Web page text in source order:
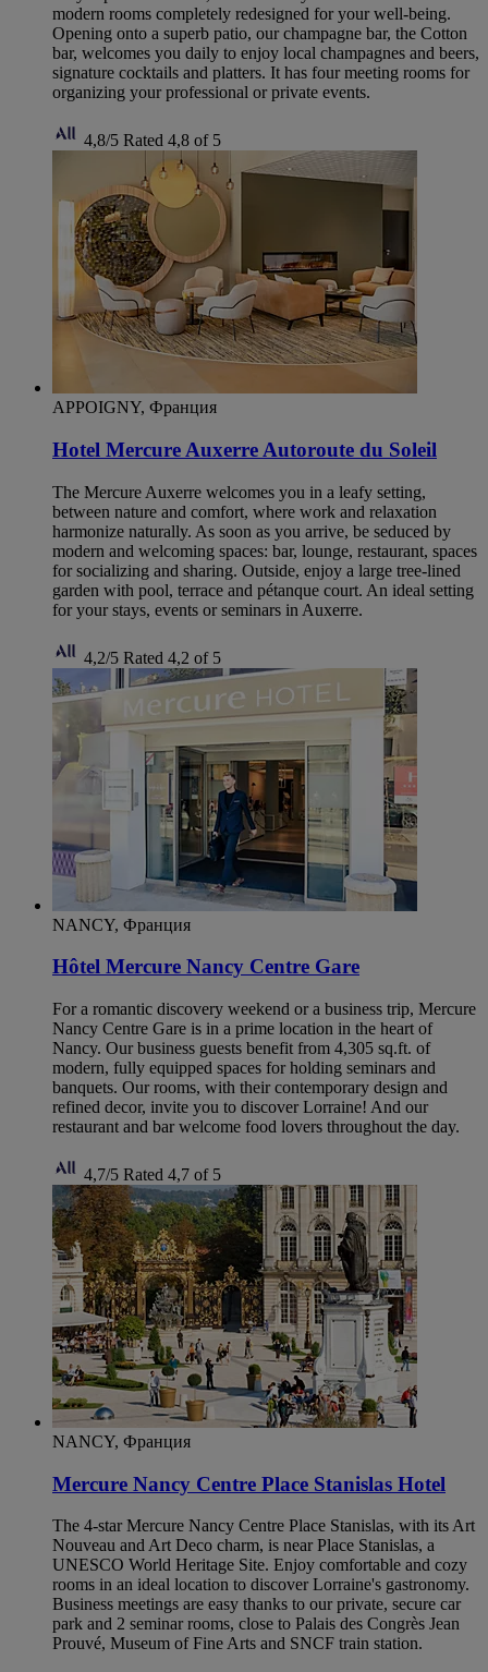
modern rooms completely redesigned for your well-being.
Opening onto a superb patio, our champagne bar, the Cotton
bar, welcomes you daily to enjoy local champagnes and beers,
signature cocktails and platters. It has four meeting rooms for
organizing your professional or private events.
4,8/5 Rated 4,8 of 5
APPOIGNY, Франция
Hotel Mercure Auxerre Autoroute du Soleil
The Mercure Auxerre welcomes you in a leafy setting,
between nature and comfort, where work and relaxation
harmonize naturally. As soon as you arrive, be seduced by
modern and welcoming spaces: bar, lounge, restaurant, spaces
for socializing and sharing. Outside, enjoy a large tree-lined
garden with pool, terrace and pétanque court. An ideal setting
for your stays, events or seminars in Auxerre.
4,2/5 Rated 4,2 of 5
NANCY, Франция
Hôtel Mercure Nancy Centre Gare
For a romantic discovery weekend or a business trip, Mercure
Nancy Centre Gare is in a prime location in the heart of
Nancy. Our business guests benefit from 4,305 sq.ft. of
modern, fully equipped spaces for holding seminars and
banquets. Our rooms, with their contemporary design and
refined decor, invite you to discover Lorraine! And our
restaurant and bar welcome food lovers throughout the day.
4,7/5 Rated 4,7 of 5
NANCY, Франция
Mercure Nancy Centre Place Stanislas Hotel
The 4-star Mercure Nancy Centre Place Stanislas, with its Art
Nouveau and Art Deco charm, is near Place Stanislas, a
UNESCO World Heritage Site. Enjoy comfortable and cozy
rooms in an ideal location to discover Lorraine's gastronomy.
Business meetings are easy thanks to our private, secure car
park and 2 seminar rooms, close to Palais des Congrès Jean
Prouvé, Museum of Fine Arts and SNCF train station.